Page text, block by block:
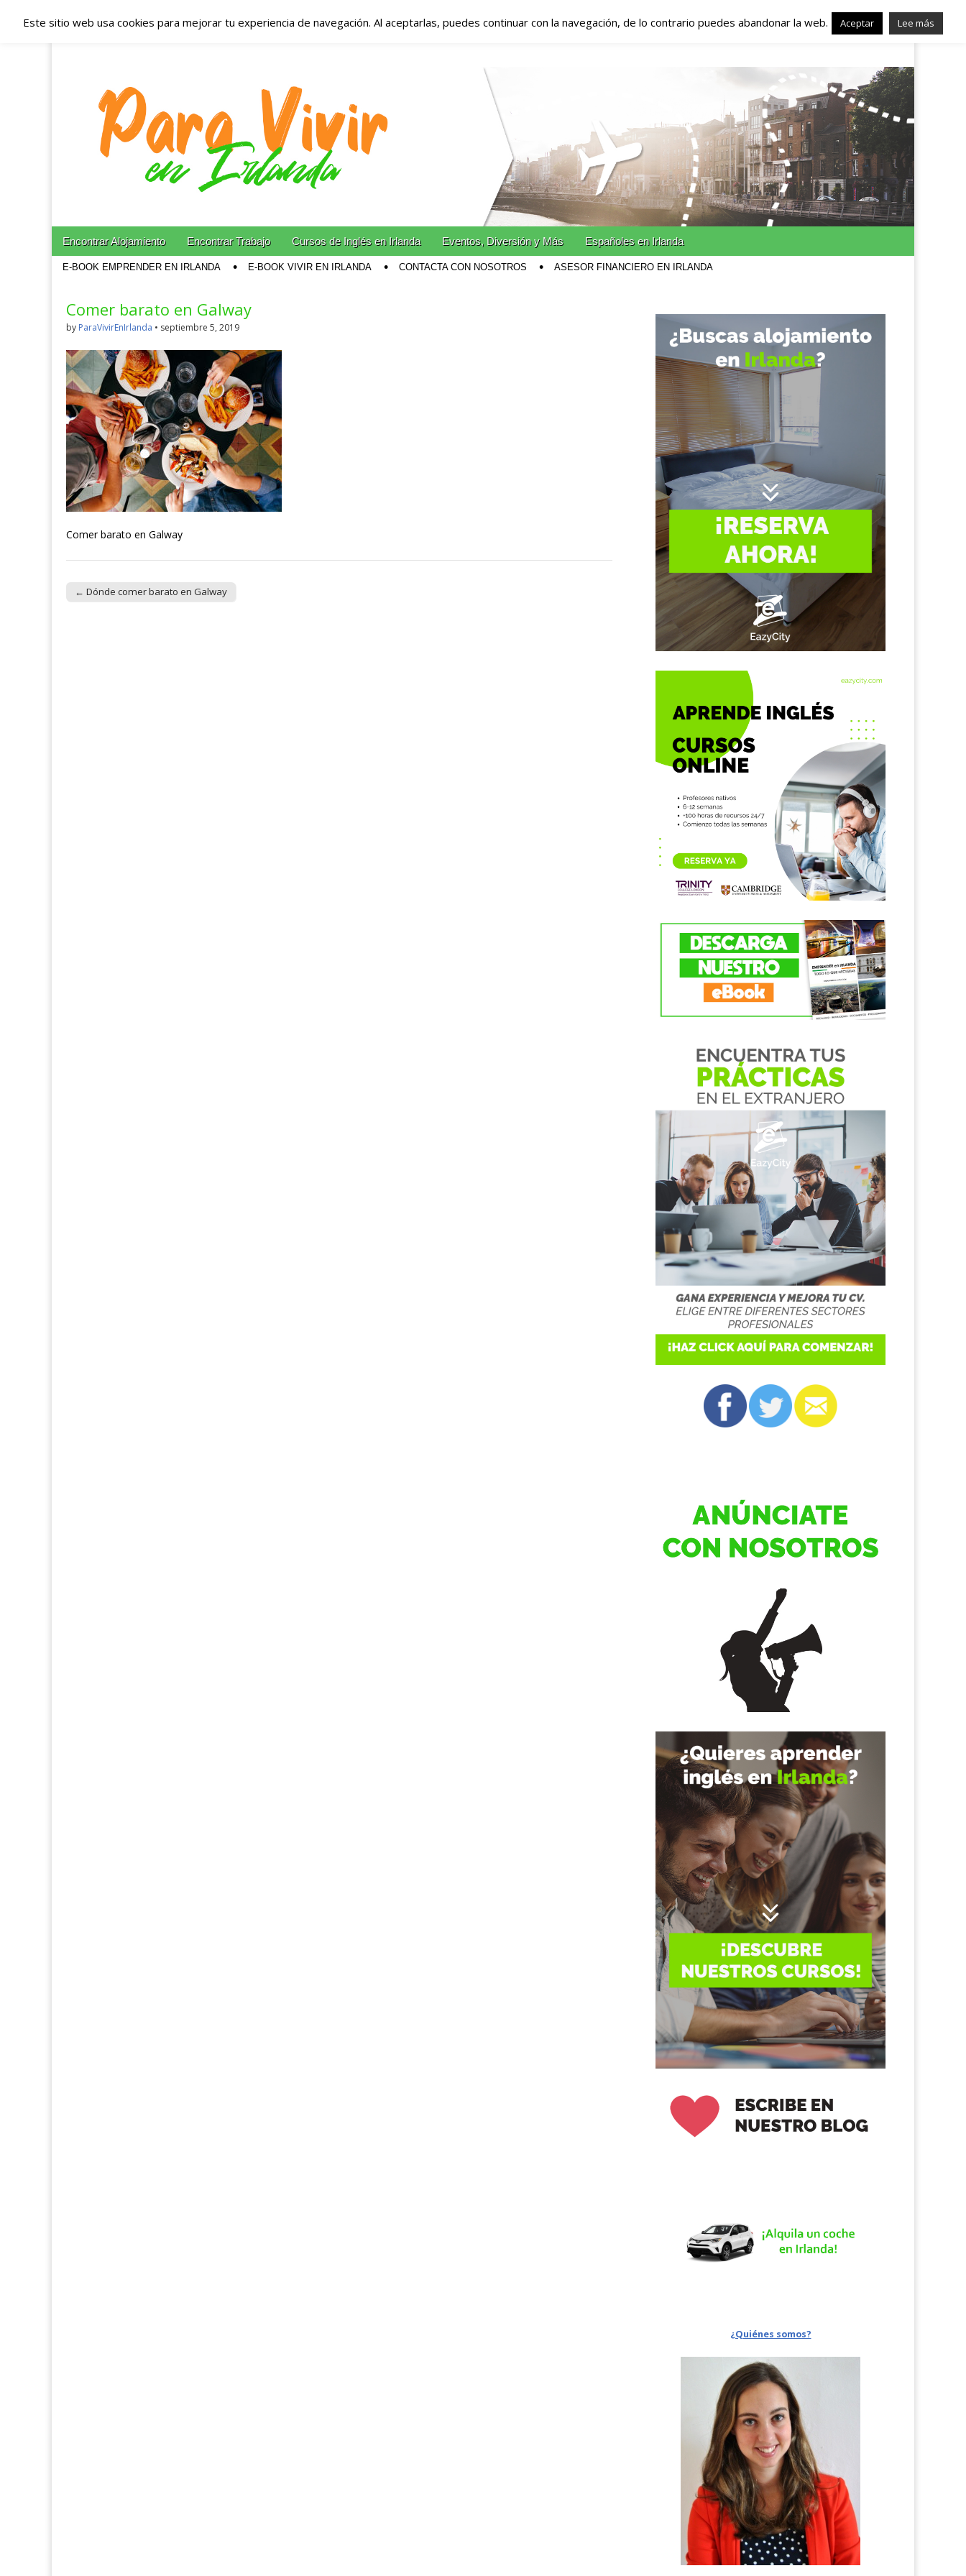
Españoles en Irlanda – Vivir en Irlanda – Trabajo en
Irlanda – Alojamiento en Irlanda
Blog dedicado a los que viven, estudian y trabajan en Irlanda!
Main menu
Skip to content
Encontrar Alojamiento Encontrar Trabajo Cursos de Inglés en Irlanda Eventos, Diversión y Más Españoles en Irlanda
E-BOOK EMPRENDER EN IRLANDA E-BOOK VIVIR EN IRLANDA CONTACTA CON NOSOTROS ASESOR FINANCIERO EN IRLANDA
Comer barato en Galway
by ParaVivirEnIrlanda • septiembre 5, 2019
Comer barato en Galway
← Dónde comer barato en Galway
¿Quiénes somos?
Este sitio web usa cookies para mejorar tu experiencia de navegación. Al aceptarlas, puedes continuar con la navegación, de lo contrario puedes abandonar la web. Aceptar Lee más